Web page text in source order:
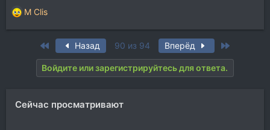
Р
е
M Clis
First Назад 90 из 94 Вперёд
Войдите или зарегистрируйтесь для ответа.
Сейчас просматривают